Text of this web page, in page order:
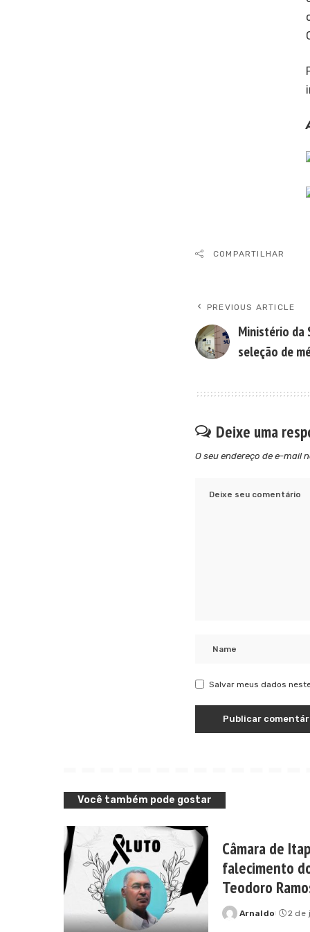
COMPARTILHAR
PREVIOUS ARTICLE
Ministério da
seleção de
Deixe uma
O seu endereço de e-mail
Salvar meus dados
Você também pode gostar
Câmara de
falecimento
Teodoro
Posted
Arnaldo 2 de